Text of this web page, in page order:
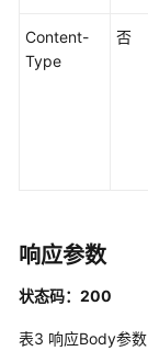
据
发
API（V1）
据
Content-
Type
否
响应参数
状态码：200
表3 响应Body参数